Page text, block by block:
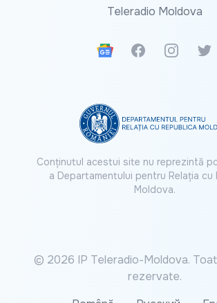
Teleradio Moldova
Google News
FacebookInstagram
Conținutul acestui site nu reprezintă
a Departamentului pentru Relația cu
Moldova.
© 2026 IP Teleradio-Moldova.
rezervate.